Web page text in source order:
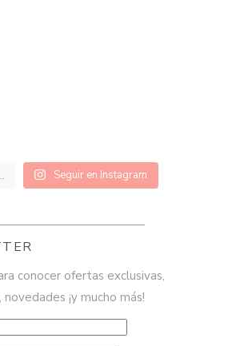
Seguir en Instagram
conocer ofertas exclusivas,
¡y mucho más!